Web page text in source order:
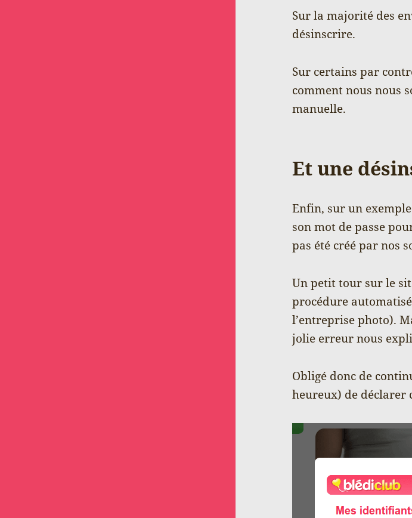
Sur la majorité des
désinscrire.
Sur certains par
comment nous nous
manuelle.
Et une
Enfin, sur un
son mot de passe
pas été créé par nos
Un petit tour sur le
procédure
l’entreprise photo).
jolie erreur nous
Obligé donc de
heureux) de déclarer